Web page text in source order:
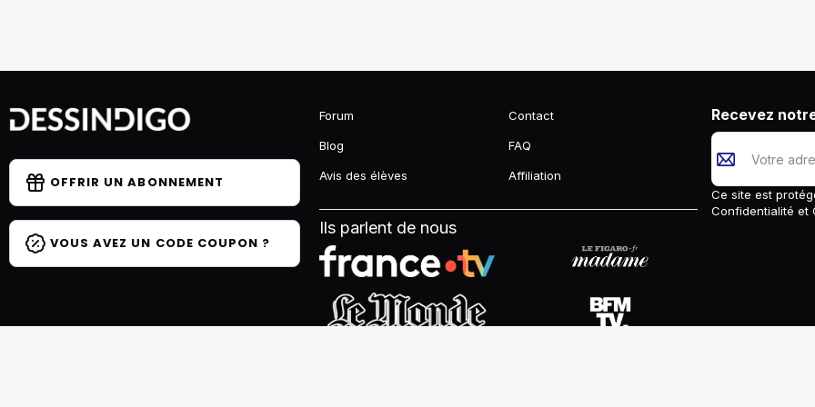
OFFRIR UN ABONNEMENT
VOUS AVEZ UN CODE COUPON ?
Forum
Blog
Avis des élèves
Contact
FAQ
Affiliation
Ils parlent de nous
Recevez
Ce site est
Confidentialitéet